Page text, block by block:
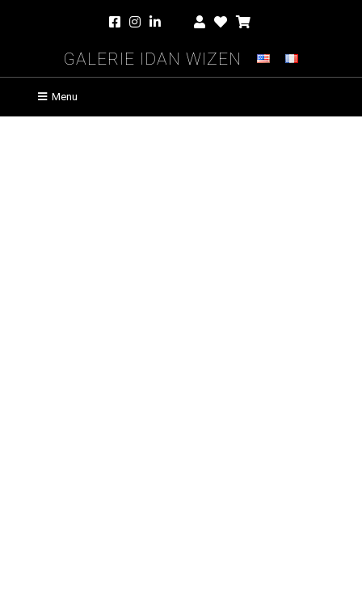
Galerie Idan Wizen
Menu